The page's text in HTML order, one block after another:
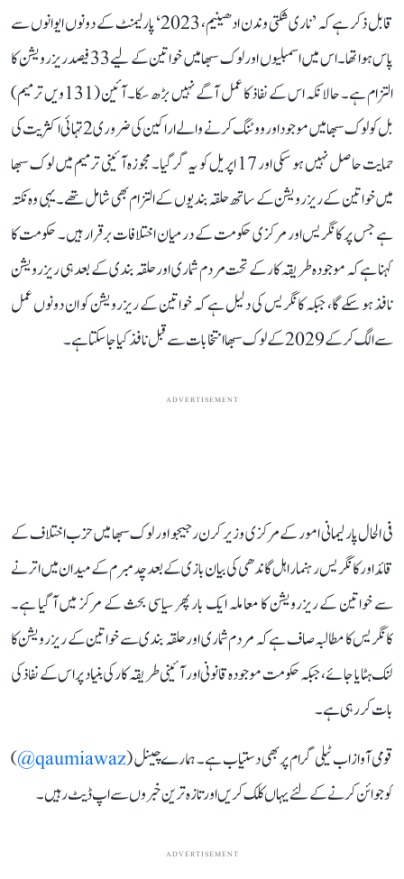
قابل ذکر ہے کہ ’ناری شکتی وندن ادھینیم، 2023‘ پارلیمنٹ کے دونوں ایوانوں سے
پاس ہوا تھا۔ اس میں اسمبلیوں اور لوک سبھا میں خواتین کے لیے 33 فیصد ریزرویشن کا
التزام ہے۔ حالانکہ اس کے نفاذ کا عمل آگے نہیں بڑھ سکا۔ آئین (131ویں ترمیم)
بل کو لوک سبھا میں موجود اور ووٹنگ کرنے والے اراکین کی ضروری 2 تہائی اکثریت کی
حمایت حاصل نہیں ہو سکی اور 17 اپریل کو یہ گر گیا۔ مجوزہ آئینی ترمیم میں لوک سبھا
میں خواتین کے ریزرویشن کے ساتھ حلقہ بندیوں کے التزام بھی شامل تھے۔ یہی وہ نکتہ
ہے جس پر کانگریس اور مرکزی حکومت کے درمیان اختلافات برقرار ہیں۔ حکومت کا
کہنا ہے کہ موجودہ طریقہ کار کے تحت مردم شماری اور حلقہ بندی کے بعد ہی ریزرویشن
نافذ ہو سکے گا، جبکہ کانگریس کی دلیل ہے کہ خواتین کے ریزرویشن کو ان دونوں عمل
سے الگ کر کے 2029 کے لوک سبھا انتخابات سے قبل نافذ کیا جا سکتا ہے۔
ADVERTISEMENT
فی الحال پارلیمانی امور کے مرکزی وزیر کرن رجیجو اور لوک سبھا میں حزب اختلاف کے
قائد اور کانگریس رہنما راہل گاندھی کی بیان بازی کے بعد چدمبرم کے میدان میں اترنے
سے خواتین کے ریزرویشن کا معاملہ ایک بار پھر سیاسی بحث کے مرکز میں آ گیا ہے۔
کانگریس کا مطالبہ صاف ہے کہ مردم شماری اور حلقہ بندی سے خواتین کے ریزرویشن کا
لنک ہٹایا جائے، جبکہ حکومت موجودہ قانونی اور آئینی طریقہ کار کی بنیاد پر اس کے نفاذ کی
بات کر رہی ہے۔
قومی آواز اب ٹیلی گرام پر بھی دستیاب ہے۔ ہمارے چینل (qaumiawaz@
)
کو جوائن کرنے کے لئے یہاں کلک کریں اور تازہ ترین خبروں سے اپ ڈیٹ رہیں۔
ADVERTISEMENT